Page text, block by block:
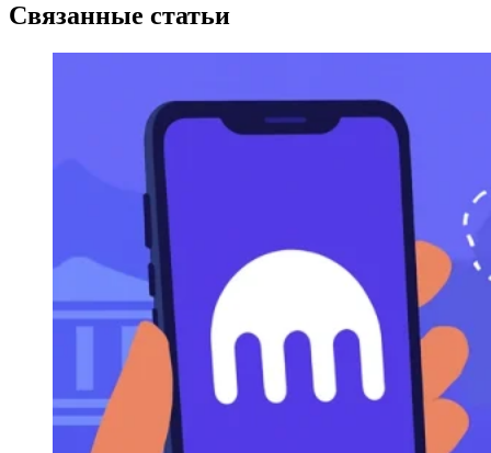
Связанные статьи